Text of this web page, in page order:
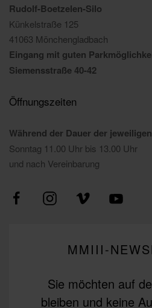
Rudolf-Boetzelen-Silo
Künkelstraße 125
41063 Mönchengladbach
Eingang mit guten
Siemensstraße 40-42
Öffnungszeiten
Während der Dauer der
Sonntag 11.00 Uhr bis 13.00 Uhr
und nach Vereinbarung
MMIII-
Sie möchten auf
bleiben und keine